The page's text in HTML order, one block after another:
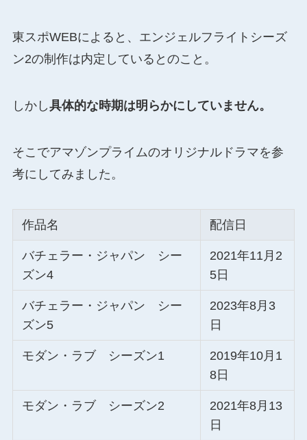
東スポWEBによると、エンジェルフライトシーズ
ン2の制作は内定しているとのこと。
しかし具体的な時期は明らかにしていません。
そこでアマゾンプライムのオリジナルドラマを参
考にしてみました。
作品名 配信日
バチェラー・ジャパン シー
ズン4
2021年11月2
5日
バチェラー・ジャパン シー
ズン5
2023年8月3
日
モダン・ラブ シーズン1
2019年10月1
8日
モダン・ラブ シーズン2
2021年8月13
日